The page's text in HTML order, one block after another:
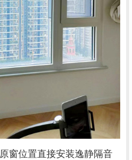
窗位置直接安装逸静隔音